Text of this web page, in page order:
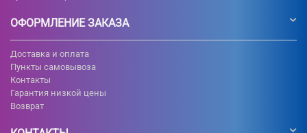
ОФОРМЛЕНИЕ ЗАКАЗА
Доставка и оплата
Пункты самовывоза
Контакты
Гарантия низкой цены
Возврат